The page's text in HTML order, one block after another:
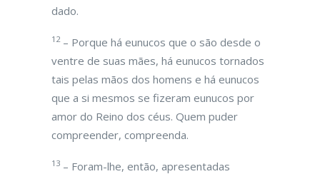
dado.
12– Porque há eunucos que o são desde o
ventre de suas mães, há eunucos tornados
tais pelas mãos dos homens e há eunucos
que a si mesmos se fizeram eunucos por
amor do Reino dos céus. Quem puder
compreender, compreenda.
13 – Foram-lhe, então, apresentadas